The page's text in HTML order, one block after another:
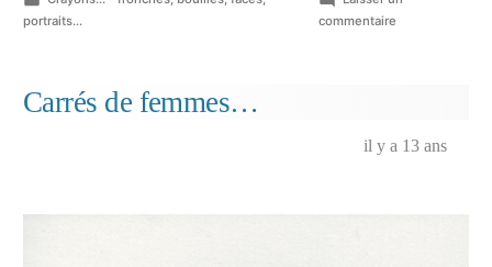
dans
portraits...
commentairesur
Carrés de femmes…
il y a 13 ans